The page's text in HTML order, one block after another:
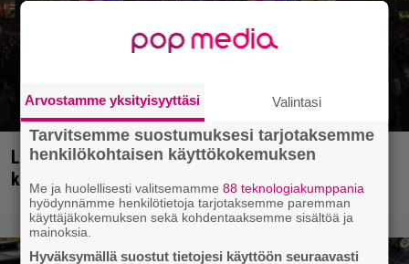
Livearvio: Kaikki häipyy, niin myös Eppu Normaali
kunniakkaasti keikkalavoilta
Arvostamme yksityisyyttäsi Valintasi
Tarvitsemme suostumuksesi tarjotaksemme
henkilökohtaisen käyttökokemuksen
Me ja huolellisesti valitsemamme88 teknologiakumppania
hyödynnämme henkilötietoja tarjotaksemme paremman
käyttäjäkokemuksen sekä kohdentaaksemme sisältöä ja
mainoksia.
Hyväksymällä suostut tietojesi käyttöön seuraavasti